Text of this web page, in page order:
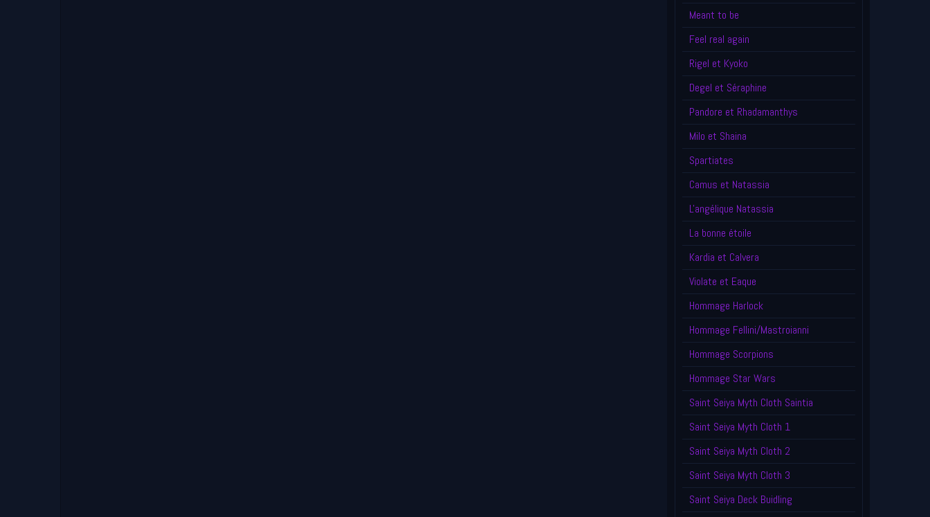
Meant to be
Feel real again
Rigel et Kyoko
Degel et Séraphine
Pandore et Rhadamanthys
Milo et Shaina
Spartiates
Camus et Natassia
L'angélique Natassia
La bonne étoile
Kardia et Calvera
Violate et Eaque
Hommage Harlock
Hommage Fellini/Mastroianni
Hommage Scorpions
Hommage Star Wars
Saint Seiya Myth Cloth Saintia
Saint Seiya Myth Cloth 1
Saint Seiya Myth Cloth 2
Saint Seiya Myth Cloth 3
Saint Seiya Deck Buidling